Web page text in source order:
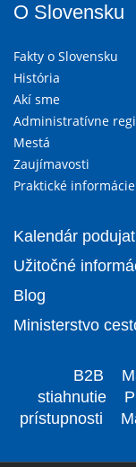
O Slovensku
Fakty o Slovensku
História
Akí sme
Administratívne
Mestá
Zaujímavosti
Praktické informácie
Kalendár
Užitočné
Blog
Ministerstvo
B2B
stiahnutie
prístupnosti